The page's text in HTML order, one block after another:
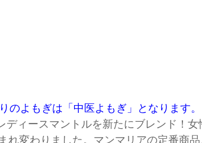
のよもぎは「中医よもぎ」となります。
ディースマントルを新たにブレンド！
れ変わりました。マンマリアの定番商